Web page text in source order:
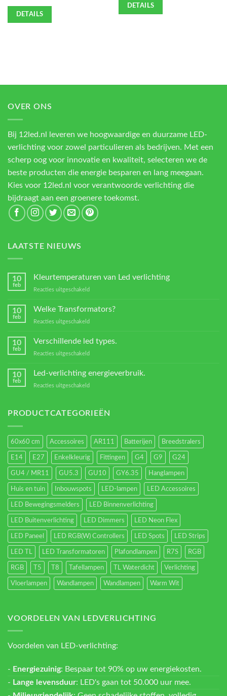
DETAILS
DETAILS
OVER ONS
Bij 12led.nl leveren we hoogwaardige en duurzame LED-
verlichting voor zowel particulieren als bedrijven. Met een
scherp oog voor innovatie en kwaliteit, selecteren we de
beste producten die energie besparen en lang meegaan.
Kies voor 12led.nl voor verantwoorde verlichting die
bijdraagt aan een groenere toekomst.
LAATSTE NIEUWS
10
feb
Kleurtemperaturen van Led verlichting
Reacties uitgeschakeld
van
verlichting
10
feb
Welke Transformators?
Reacties uitgeschakeld
Transformators?
10
feb
Verschillende led types.
Reacties uitgeschakeld
led
10
feb
Led-verlichting energieverbruik.
Reacties uitgeschakeld
energieverbruik.
PRODUCTCATEGORIEËN
60x60 cm Accessoires AR111 Batterijen Breedstralers
E14 E27 Enkelkleurig Fittingen G4 G9 G24
GU4 / MR11 GU5.3 GU10 GY6.35 Hanglampen
Huis en tuin Inbouwspots LED-lampen LED Accessoires
LED Bewegingsmelders LED Binnenverlichting
LED Buitenverlichting LED Dimmers LED Neon Flex
LED Paneel LED RGB(W) Controllers LED Spots LED Strips
LED TL LED Transformatoren Plafondlampen R7S RGB
RGB T5 T8 Tafellampen TL Waterdicht Verlichting
Vloerlampen Wandlampen Wandlampen Warm Wit
VOORDELEN VAN LEDVERLICHTING
Voordelen van LED-verlichting:
- Energiezuinig: Bespaar tot 90% op uw energiekosten.
- Lange levensduur: LED's gaan tot 50.000 uur mee.